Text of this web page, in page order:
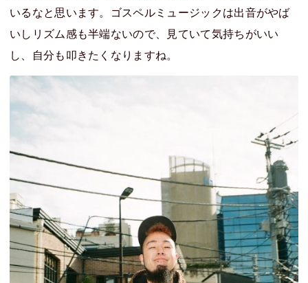
いるなと思います。ゴスペルミュージックは出音がやば
いしリズム感も半端ないので、見ていて気持ちがいい
し、自分も叩きたくなりますね。